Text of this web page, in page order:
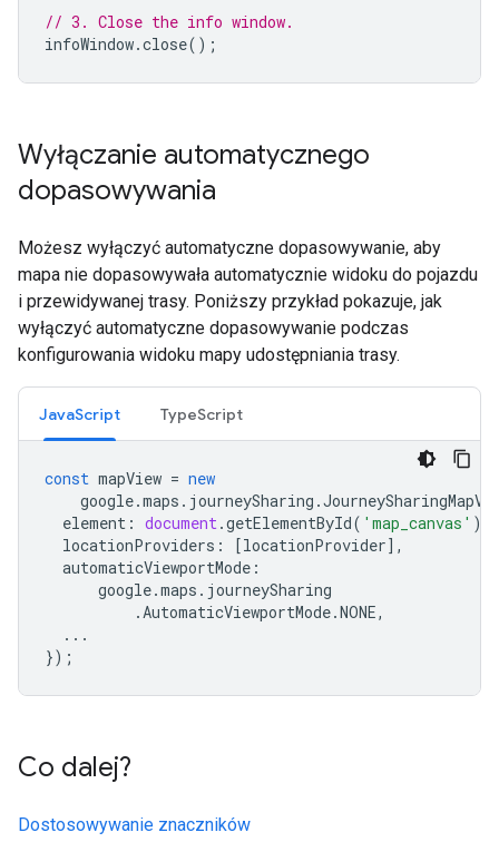
// 3. Close the info window.
infoWindow.close();
Wyłączanie automatycznego
dopasowywania
Możesz wyłączyć automatyczne dopasowywanie, aby
mapa nie dopasowywała automatycznie widoku do pojazdu
i przewidywanej trasy. Poniższy przykład pokazuje, jak
wyłączyć automatyczne dopasowywanie podczas
konfigurowania widoku mapy udostępniania trasy.
JavaScript TypeScript
const mapView = new
google.maps . journeySharing .
element : document.getElementById( 'map_canvas' ),
locationProviders : [locationProvider],
automaticViewportMode :
google.maps . journeySharing
.AutomaticViewportMode.NONE,
...
});
Co dalej?
Dostosowywanie znaczników